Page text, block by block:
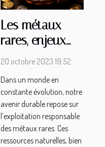
Les métaux
rares, enjeux
d'un futur
20 octobre 2023 19:52
Dans un monde en
constante évolution, notre
avenir durable repose sur
l’exploitation responsable
des métaux rares. Ces
ressources naturelles, bien